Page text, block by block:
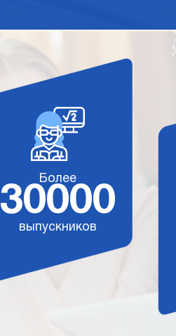
Более
30000
выпускников